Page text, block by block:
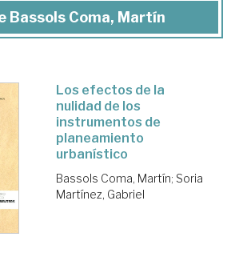
Bassols Coma, Martín
Los efectos de la
nulidad de los
instrumentos de
planeamiento
urbanístico
Bassols Coma, Martín; Soria
Martínez, Gabriel